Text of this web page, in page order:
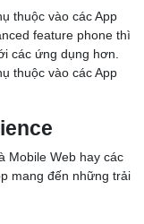
thuộc vào các App
feature phone thì
các ứng dụng hơn.
thuộc vào các App
Mobile Web hay các
mang đến những trải